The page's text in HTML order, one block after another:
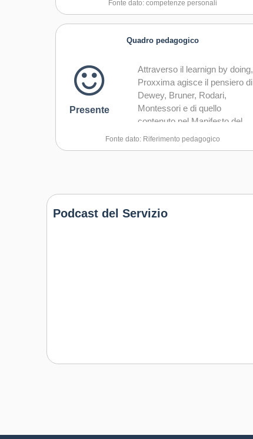
Fonte dato: competenze personali
Quadro pedagogico
Presente
Attraverso il learnign by doing,
Proxxima agisce il pensiero di
Dewey, Bruner, Rodari,
Montessori e di quello
contenuto nel Manifesto del
Movimento di Cooperazione
Fonte dato: Riferimento pedagogico
Podcast del Servizio